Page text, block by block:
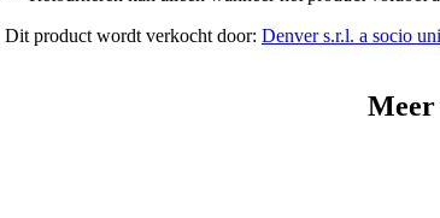
Dit product wordt verkocht door: Denver s.r.l. a socio